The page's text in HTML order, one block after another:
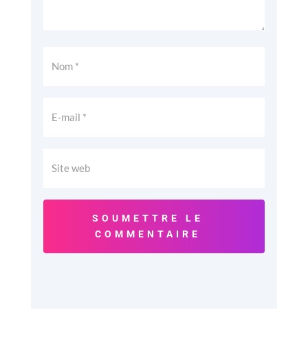
SOUMETTRE LE
COMMENTAIRE